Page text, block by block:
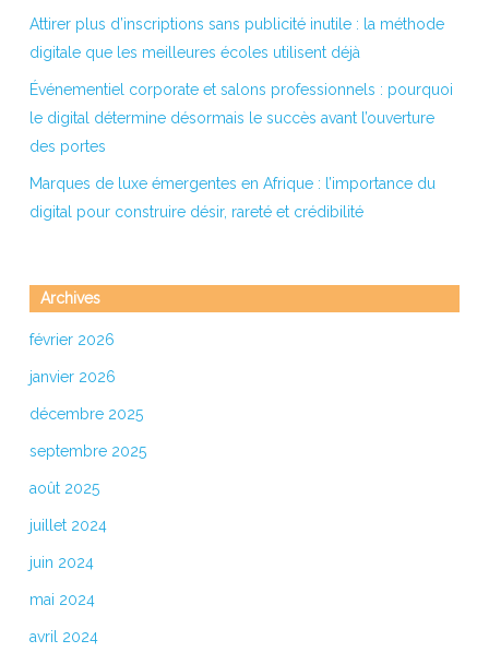
Attirer plus d’inscriptions sans publicité inutile : la méthode
digitale que les meilleures écoles utilisent déjà
Événementiel corporate et salons professionnels : pourquoi
le digital détermine désormais le succès avant l’ouverture
des portes
Marques de luxe émergentes en Afrique : l’importance du
digital pour construire désir, rareté et crédibilité
Archives
février 2026
janvier 2026
décembre 2025
septembre 2025
août 2025
juillet 2024
juin 2024
mai 2024
avril 2024